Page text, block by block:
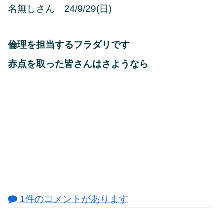
名無しさん 24/9/29(日)
倫理を担当するフラダリです
赤点を取った皆さんはさようなら
1件のコメントがあります